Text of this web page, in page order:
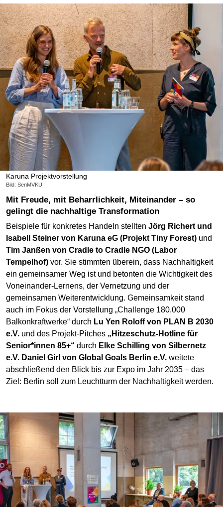
Karuna Projektvorstellung
Bild: SenMVKU
Mit Freude, mit Beharrlichkeit, Miteinander – so
gelingt die nachhaltige Transformation
Beispiele für konkretes Handeln stellten Jörg Richert und
Isabell Steiner von Karuna eG (Projekt Tiny Forest) und
Tim Janßen von Cradle to Cradle NGO (Labor
Tempelhof) vor. Sie stimmten überein, dass Nachhaltigkeit
ein gemeinsamer Weg ist und betonten die Wichtigkeit des
Voneinander-Lernens, der Vernetzung und der
gemeinsamen Weiterentwicklung. Gemeinsamkeit stand
auch im Fokus der Vorstellung „Challenge 180.000
Balkonkraftwerke“ durch Lu Yen Roloff von PLAN B 2030
e.V. und des Projekt-Pitches „Hitzeschutz-Hotline für
Senior*innen 85+“ durch Elke Schilling von Silbernetz
e.V. Daniel Girl von Global Goals Berlin e.V. weitete
abschließend den Blick bis zur Expo im Jahr 2035 – das
Ziel: Berlin soll zum Leuchtturm der Nachhaltigkeit werden.